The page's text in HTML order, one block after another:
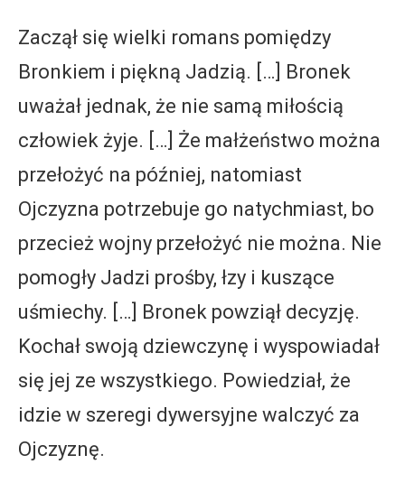
Zaczął się wielki romans pomiędzy
Bronkiem i piękną Jadzią. […] Bronek
uważał jednak, że nie samą miłością
człowiek żyje. […] Że małżeństwo można
przełożyć na później, natomiast
Ojczyzna potrzebuje go natychmiast, bo
przecież wojny przełożyć nie można. Nie
pomogły Jadzi prośby, łzy i kuszące
uśmiechy. […] Bronek powziął decyzję.
Kochał swoją dziewczynę i wyspowiadał
się jej ze wszystkiego. Powiedział, że
idzie w szeregi dywersyjne walczyć za
Ojczyznę.